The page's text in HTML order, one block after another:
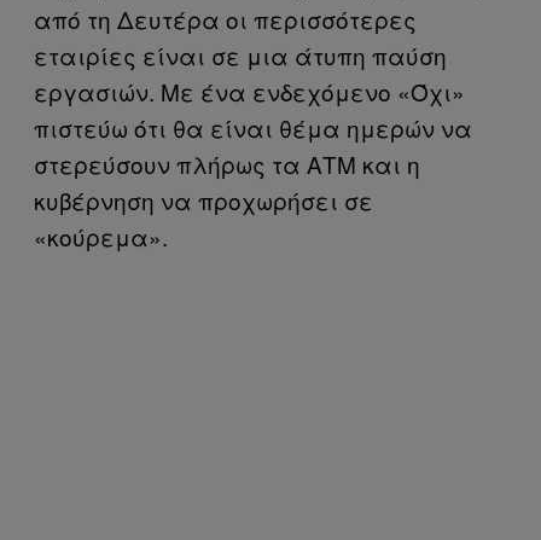
από τη Δευτέρα οι περισσότερες
εταιρίες είναι σε μια άτυπη παύση
εργασιών. Με ένα ενδεχόμενο «Όχι»
πιστεύω ότι θα είναι θέμα ημερών να
στερεύσουν πλήρως τα ΑΤΜ και η
κυβέρνηση να προχωρήσει σε
«κούρεμα».